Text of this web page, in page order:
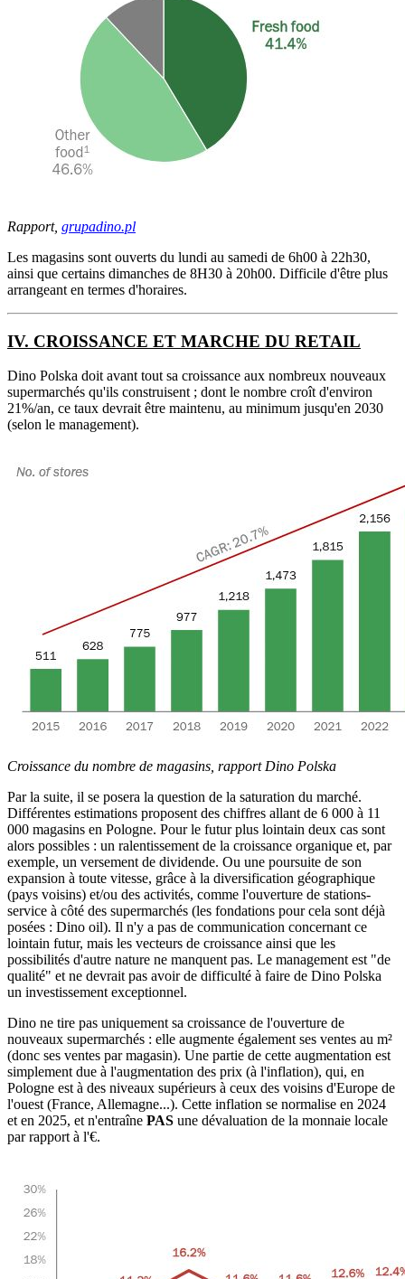
Rapport, grupadino.pl
Les magasins sont ouverts du lundi au samedi de 6h00 à 22h30,
ainsi que certains dimanches de 8H30 à 20h00. Difficile d'être plus
arrangeant en termes d'horaires.
IV. CROISSANCE ET MARCHE DU RETAIL
Dino Polska doit avant tout sa croissance aux nombreux nouveaux
supermarchés qu'ils construisent ; dont le nombre croît d'environ
21%/an, ce taux devrait être maintenu, au minimum jusqu'en 2030
(selon le management).
Croissance du nombre de magasins, rapport Dino Polska
Par la suite, il se posera la question de la saturation du marché.
Différentes estimations proposent des chiffres allant de 6 000 à 11
000 magasins en Pologne. Pour le futur plus lointain deux cas sont
alors possibles : un ralentissement de la croissance organique et, par
exemple, un versement de dividende. Ou une poursuite de son
expansion à toute vitesse, grâce à la diversification géographique
(pays voisins) et/ou des activités, comme l'ouverture de stations-
service à côté des supermarchés (les fondations pour cela sont déjà
posées : Dino oil). Il n'y a pas de communication concernant ce
lointain futur, mais les vecteurs de croissance ainsi que les
possibilités d'autre nature ne manquent pas. Le management est "de
qualité" et ne devrait pas avoir de difficulté à faire de Dino Polska
un investissement exceptionnel.
Dino ne tire pas uniquement sa croissance de l'ouverture de
nouveaux supermarchés : elle augmente également ses ventes au m²
(donc ses ventes par magasin). Une partie de cette augmentation est
simplement due à l'augmentation des prix (à l'inflation), qui, en
Pologne est à des niveaux supérieurs à ceux des voisins d'Europe de
l'ouest (France, Allemagne...). Cette inflation se normalise en 2024
et en 2025, et n'entraîne PAS une dévaluation de la monnaie locale
par rapport à l'€.